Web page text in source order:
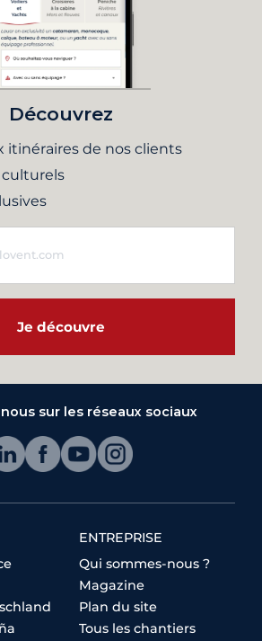
Découvrez
itinéraires de nos clients
Je découvre
sur les réseaux sociaux
ENTREPRISE
Qui sommes-nous ?
Magazine
Plan du site
Tous les chantiers